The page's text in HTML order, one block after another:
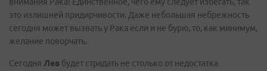
это излишней придирчивости. Даже небольшая небрежность
сегодня может вызвать у Рака если и не бурю, то, как минимум,
желание поворчать.
Сегодня Лев будет страдать не столько от недостатка